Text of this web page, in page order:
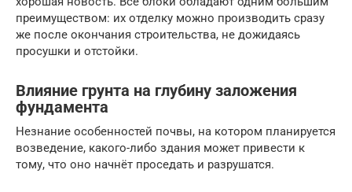
преимуществом: их отделку можно производить сразу
же после окончания строительства, не дожидаясь
просушки и отстойки.
Влияние грунта на глубину заложения
фундамента
Незнание особенностей почвы, на котором планируется
возведение, какого-либо здания может привести к
тому, что оно начнёт проседать и разрушатся.